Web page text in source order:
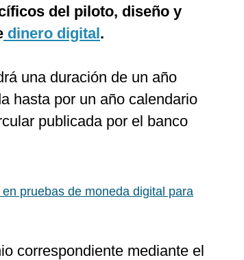
del piloto, diseño y
dinero digital.
una duración de un año
hasta por un año calendario
publicada por el banco
pruebas de moneda digital para
correspondiente mediante el